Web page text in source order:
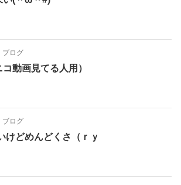
ブログ
動画見てる人用）
ブログ
けどめんどくさ（ｒｙ